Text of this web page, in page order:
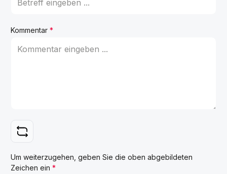
Kommentar *
Um weiterzugehen, geben Sie die oben abgebildeten
Zeichen ein *